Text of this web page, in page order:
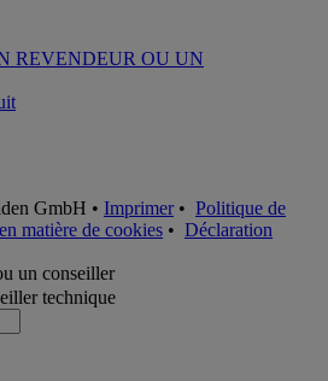
REVENDEUR OU UN
GmbH • Imprimer• Politique de
matière de cookies • Déclaration
un conseiller
technique